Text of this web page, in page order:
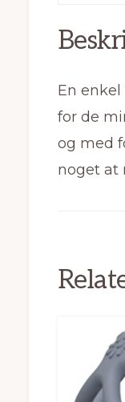
En
for de
og med
noget at